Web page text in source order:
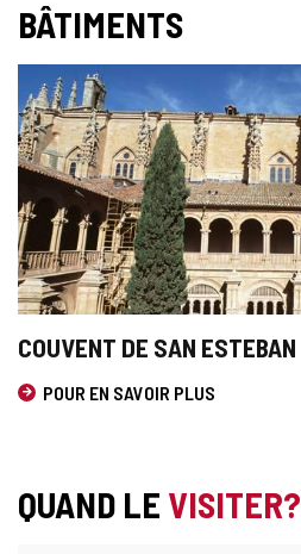
BÂTIMENTS
Monument
COUVENT DE SAN ESTEBAN
POUR EN SAVOIR PLUS
QUAND LE VISITER?